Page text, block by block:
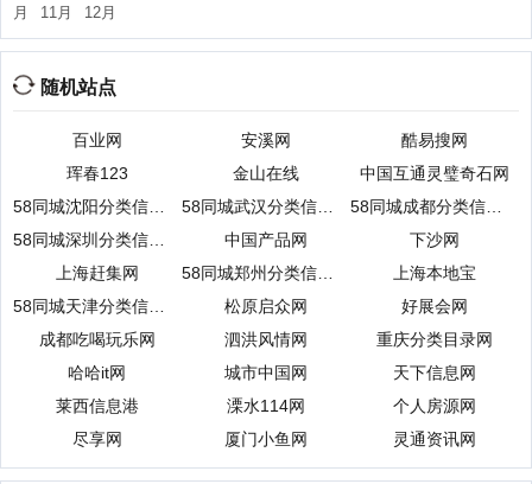
月
11月 12月
随机站点
百业网 安溪网
酷易搜网
珲春123
金山在线
中国互通灵璧奇石网
58同城武汉分类信息网
58同城成都分类信息网
中国产品网
下沙网
上海赶集网
58同城郑州分类信息网
上海本地宝
松原启众网
好展会网
成都吃喝玩乐网
泗洪风情网
重庆分类目录网
哈哈it网
城市中国网
天下信息网
莱西信息港
溧水114网
个人房源网
尽享网
厦门小鱼网 灵通资讯网